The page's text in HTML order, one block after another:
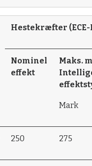
Hestekræfter (ECE-
Nominel
effekt
Maks.
Mark
250 275